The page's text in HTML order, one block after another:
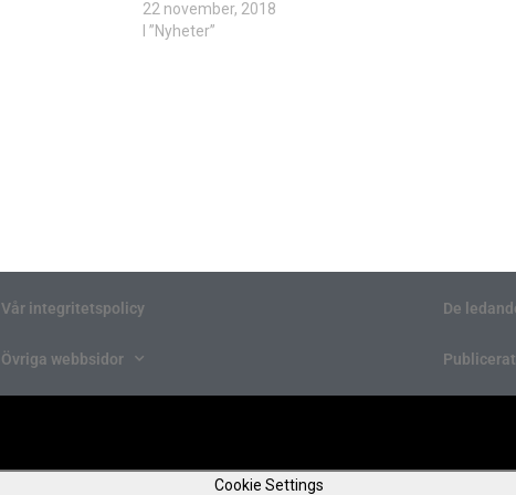
22 november, 2018
I ”Nyheter”
Vår integritetspolicy
Övriga webbsidor
De
Publicerat
Cookie Settings